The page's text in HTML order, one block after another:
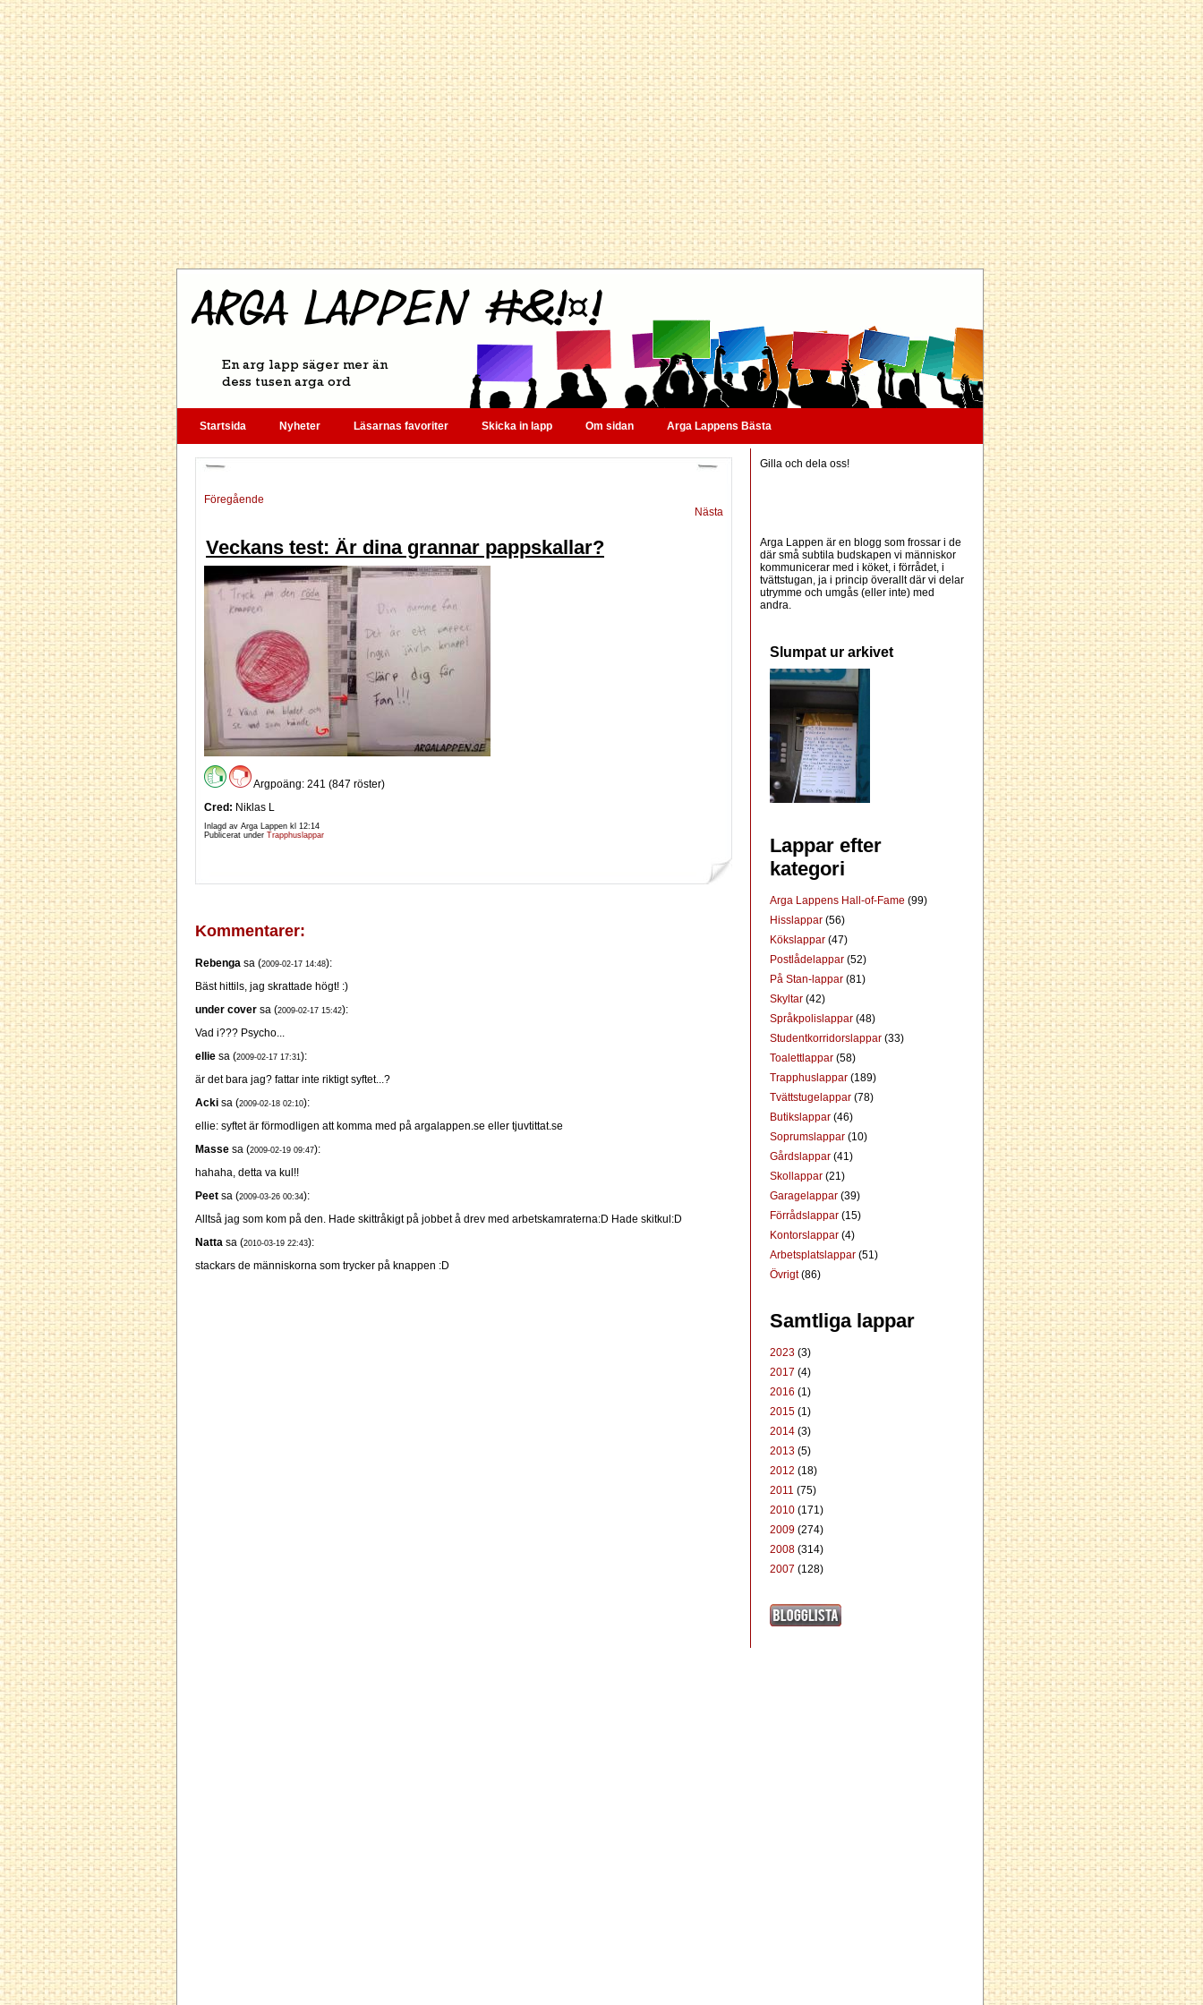
Startsida Nyheter Läsarnas favoriter Skicka in lapp Om sidan Arga Lappens Bästa
Föregående
Nästa
Veckans test: Är dina grannar pappskallar?
Argpoäng: 241 (847 röster)
Cred: Niklas L
Inlagd av Arga Lappen kl 12:14
Publicerat under Trapphuslappar
Kommentarer:
Rebenga sa (2009-02-17 14:48):
Bäst hittils, jag skrattade högt! :)
under cover sa (2009-02-17 15:42):
Vad i??? Psycho...
ellie sa (2009-02-17 17:31):
är det bara jag? fattar inte riktigt syftet...?
Acki sa (2009-02-18 02:10):
ellie: syftet är förmodligen att komma med på argalappen.se eller tjuvtittat.se
Masse sa (2009-02-19 09:47):
hahaha, detta va kul!!
Peet sa (2009-03-26 00:34):
Alltså jag som kom på den. Hade skittråkigt på jobbet å drev med arbetskamraterna:D Hade skitkul:D
Natta sa (2010-03-19 22:43):
stackars de människorna som trycker på knappen :D
Gilla och dela oss!
Arga Lappen är en blogg som frossar i de
där små subtila budskapen vi människor
kommunicerar med i köket, i förrådet, i
tvättstugan, ja i princip överallt där vi delar
utrymme och umgås (eller inte) med
andra.
Slumpat ur arkivet
Lappar efter
kategori
Arga Lappens Hall-of-Fame (99)
Hisslappar (56)
Kökslappar (47)
Postlådelappar (52)
På Stan-lappar (81)
Skyltar (42)
Språkpolislappar (48)
Studentkorridorslappar (33)
Toalettlappar (58)
Trapphuslappar (189)
Tvättstugelappar (78)
Butikslappar (46)
Soprumslappar (10)
Gårdslappar (41)
Skollappar (21)
Garagelappar (39)
Förrådslappar (15)
Kontorslappar (4)
Arbetsplatslappar (51)
Övrigt(86)
Samtliga lappar
2023 (3)
2017 (4)
2016 (1)
2015 (1)
2014 (3)
2013 (5)
2012 (18)
2011 (75)
2010 (171)
2009 (274)
2008 (314)
2007 (128)